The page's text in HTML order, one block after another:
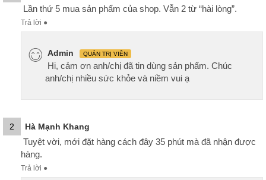
Lần thứ 5 mua sản phẩm của shop. Vẫn 2 từ “hài lòng”.
Trả lời ●
Admin QUẢN TRỊ VIÊN
Hi, cảm ơn anh/chị đã tin dùng sản phẩm. Chúc
anh/chị nhiều sức khỏe và niềm vui ạ
2 Hà Mạnh Khang
Tuyệt vời, mới đặt hàng cách đây 35 phút mà đã nhận được
hàng.
Trả lời ●